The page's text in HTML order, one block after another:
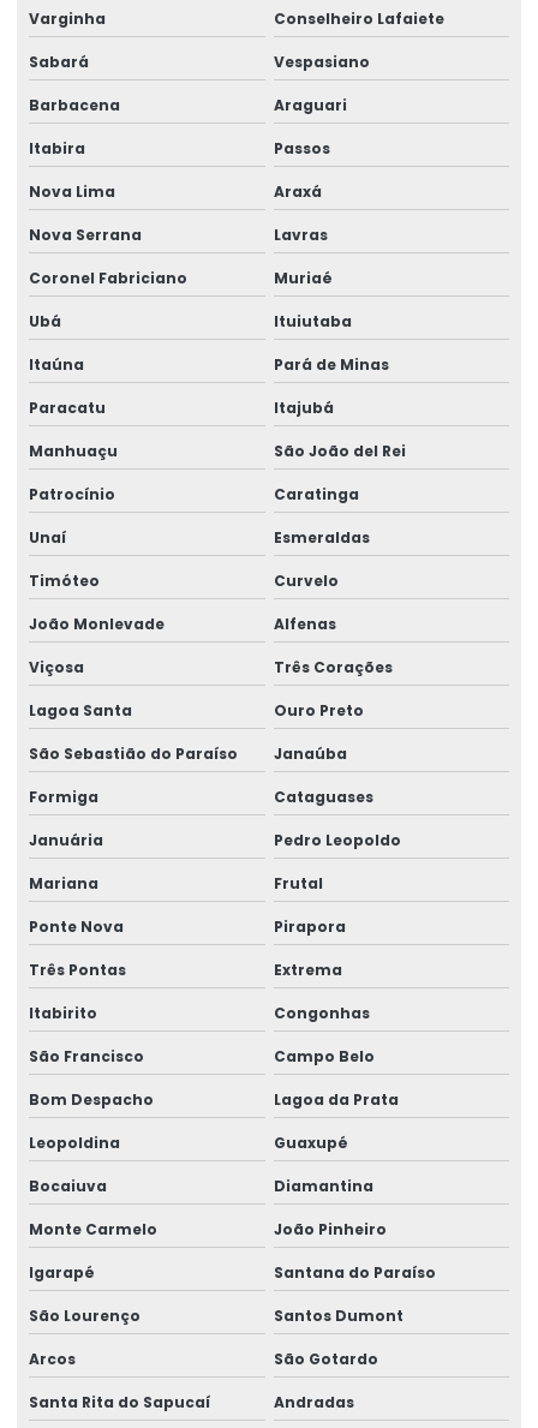
Varginha Conselheiro Lafaiete
Sabará Vespasiano
Barbacena Araguari
Itabira Passos
Nova Lima Araxá
Nova Serrana Lavras
Coronel Fabriciano Muriaé
Ubá Ituiutaba
Itaúna Pará de Minas
Paracatu Itajubá
Manhuaçu São João del Rei
Patrocínio Caratinga
Unaí Esmeraldas
Timóteo Curvelo
João Monlevade Alfenas
Viçosa Três Corações
Lagoa Santa Ouro Preto
São Sebastião do Paraíso Janaúba
Formiga Cataguases
Januária Pedro Leopoldo
Mariana Frutal
Ponte Nova Pirapora
Três Pontas Extrema
Itabirito Congonhas
São Francisco Campo Belo
Bom Despacho Lagoa da Prata
Leopoldina Guaxupé
Bocaiuva Diamantina
Monte Carmelo João Pinheiro
Igarapé Santana do Paraíso
São Lourenço Santos Dumont
Arcos São Gotardo
Santa Rita do Sapucaí Andradas